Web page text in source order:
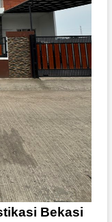
Bekasi